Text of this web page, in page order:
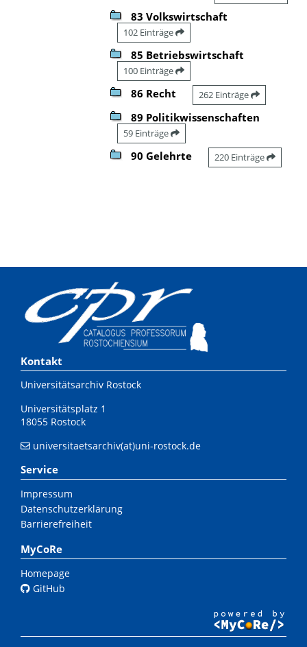
83 Volkswirtschaft
102 Einträge
85 Betriebswirtschaft
100 Einträge
86 Recht 262 Einträge
89 Politikwissenschaften
59 Einträge
90 Gelehrte 220 Einträge
Kontakt
Universitätsarchiv Rostock
Universitätsplatz 1
18055 Rostock
universitaetsarchiv(at)uni-rostock.de
Service
Impressum
Datenschutzerklärung
Barrierefreiheit
MyCoRe
Homepage
GitHub